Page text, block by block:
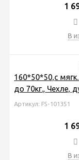
1
В
160*50*50,с
до 70кг., Чехле,
Артикул: FS-101351
1
В